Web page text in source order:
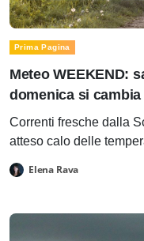
Prima Pagina
Meteo WEEKEND:
domenica si cambia
Correnti fresche dalla
atteso calo delle
Elena Rava